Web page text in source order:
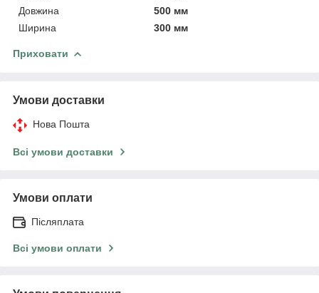
Довжина
500 мм
Ширина
300 мм
Приховати
Умови доставки
Нова Пошта
Всі умови доставки
Умови оплати
Післяплата
Всі умови оплати